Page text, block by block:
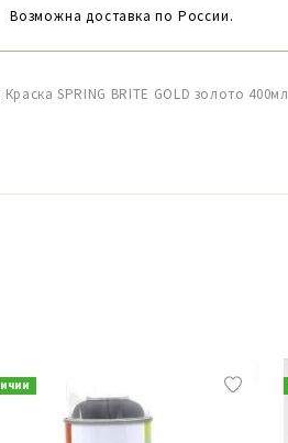
Возможна доставка по России.
Краска SPRING BRITE GOLD золото 400мл